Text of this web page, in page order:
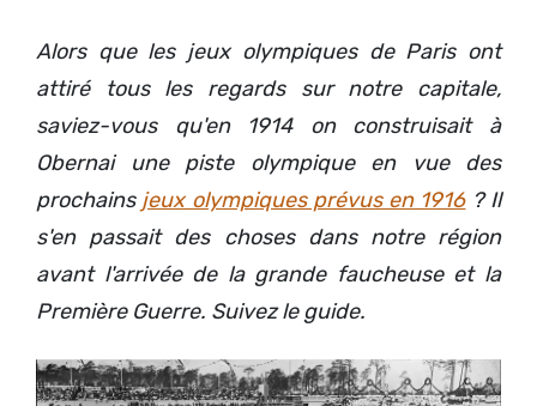
Alors que les jeux olympiques de Paris ont
attiré tous les regards sur notre capitale,
saviez-vous qu'en 1914 on construisait à
Obernai une piste olympique en vue des
prochains jeux olympiques prévus en 1916? Il
s'en passait des choses dans notre région
avant l'arrivée de la grande faucheuse et la
Première Guerre. Suivez le guide.